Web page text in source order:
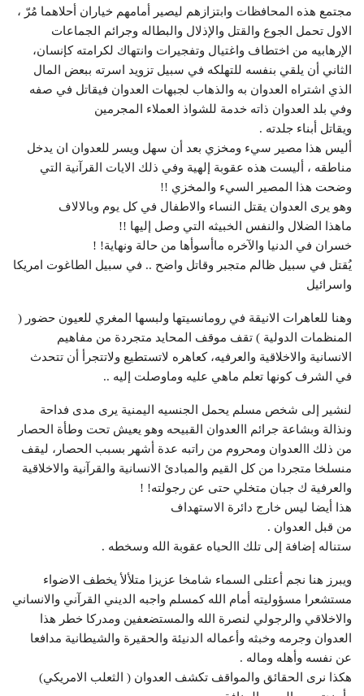
مجتمع هذه المحافظات وابتزازهم ليصير أمامهم خياران أحلاهما مُرّ ،
الاول تحمل الجوع والقتل والإذلال والبطاله وجرائم الجماعات
الإرهابيه من اختطاف واغتيال وتفجيرات وانتهاك لكرامته كإنسان،
الثاني أن يلقي بنفسه للتهلكه في سبيل تزويد اسرته ببعض المال
الذي اشتراه العدوان به والذهاب لجبهات العدوان فيقاتل في صفه
وفي بلد العدوان ذاته خدمة للشواذ العملاء المجرمين
ويقاتل أبناء جلدته .
أليس هذا مصير سيء ومخزي بعد أن سهل ويسر للعدوان ان يدخل
مناطقه ، أليست هذه عقوبة إلهية وفي ذلك الايات القرآنية التي
وضحت هذا المصير السيء والمخزي !!
وهو يرى العدوان يقتل النساء والاطفال في كل يوم وبالالاف
ماهذا الضلال والنفس الخبيثه التي وصل إليها !!
خسران في الدنيا والآخره ماأسوأها من حالة ونهاية! !
يُقتل في سبيل ظالم متجبر وقاتل واضح .. في سبيل الطاغوت امريكا
واسرائيل
وهنا للعاهرات الانيقة في رومانسيتها ولبسها المغري للعيون حضور (
المنظمات الدولية ) تقف موقف المحايد متجردة من مفاهيم
الانسانية والاخلاقية والعرفيه، كعاهره لاتستطيع ولاتتجرأ أن تتحدث
في الشرف كونها تعلم ماهي عليه وماوصلت إليه ..
لنشير إلى شخص مسلم يحمل الجنسيه اليمنية يرى مدى فداحة
ونذالة وبشاعة جرائم االعدوان القبيحه وهو يعيش تحت وطأة الحصار
من ذلك االعدوان ومحروم من راتبه عدة أشهر بسبب الحصار، ليقف
منسلخا متجردا من كل القيم والمبادئ الانسانية والقرآنية والاخلاقية
والعرفية ك جبان متخلي حتى عن رجولته! !
هذا أيضا ليس خارج دائرة الاستهداف
من قبل العدوان .
ستناله إضافة إلى تلك االحياه عقوبة الله وسخطه .
ويبرز هنا نجم أعتلى السماء شامخا عزيزا متلألأ يخطف الاضواء
مستشعرا مسؤوليته أمام الله كمسلم واجبه الديني القرآني والانساني
والاخلاقي والرجولي لنصرة الله والمستضعفين ومدركا خطر هذا
العدوان وجرمه وخبثه وأعماله الدنيئة والحقيرة والشيطانية مدافعا
عن نفسه وأهله وماله .
هكذا نرى الحقائق والمواقف تكشف العدوان ( الثعلب الامريكي)